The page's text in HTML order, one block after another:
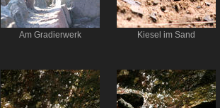
Am Gradierwerk Kiesel im Sand